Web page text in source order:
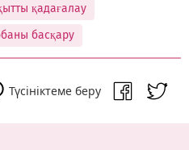
қадағалау
басқару
Түсініктеме беру